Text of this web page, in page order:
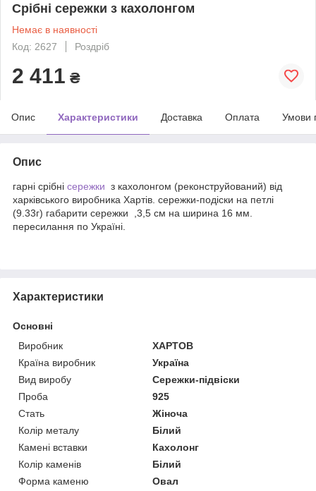
Срібні сережки з кахолонгом
Немає в наявності
Код: 2627
Роздріб
2 411 ₴
Опис Характеристики Доставка Оплата Умови
Опис
гарні срібні сережки з кахолонгом (реконструйований) від
харківського виробника Хартів. сережки-подіски на петлі
(9.33г) габарити сережки ,3,5 см на ширина 16 мм.
пересилання по Україні.
Характеристики
Основні
Виробник
ХАРТОВ
Країна виробник
Україна
Вид виробу
Сережки-підвіски
Проба
925
Стать
Жіноча
Колір металу
Білий
Камені вставки
Кахолонг
Колір каменів
Білий
Форма каменю
Овал